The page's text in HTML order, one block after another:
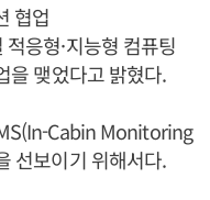
협업
응형·지능형 컴퓨팅
을 맺었다고 밝혔다.
Cabin Monitoring
선보이기 위해서다.